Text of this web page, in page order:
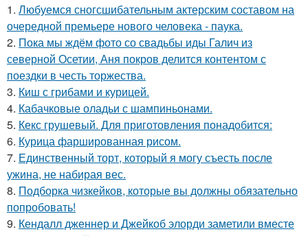
1. Любуемся сногсшибательным актерским составом на
очередной премьере нового человека - паука.
2. Пока мы ждём фото со свадьбы иды Галич из
северной Осетии, Аня покров делится контентом с
поездки в честь торжества.
3. Киш с грибами и курицей.
4. Кабачковые оладьи с шампиньонами.
5. Кекс грушевый. Для приготовления понадобится:
6. Курица фаршированная рисом.
7. Единственный торт, который я могу съесть после
ужина, не набирая вес.
8. Подборка чизкейков, которые вы должны обязательно
попробовать!
9. Кендалл дженнер и Джейкоб элорди заметили вместе